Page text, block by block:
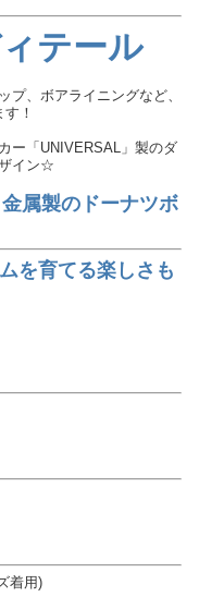
テール
プ、ボアライニングなど、
！
ー「UNIVERSAL」製のダ
イン☆
金属製のドーナツボ
を育てる楽しさも
着用)